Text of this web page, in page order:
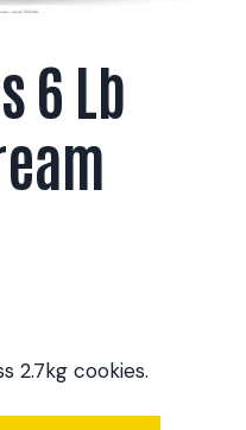
6 Lb
2.7kg cookies.